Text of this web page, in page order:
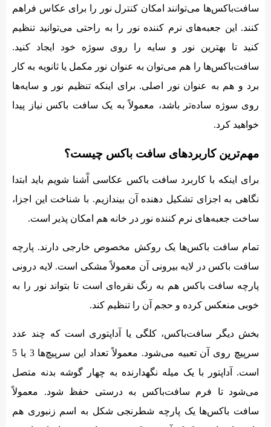
سافت‌باکس‌ها می‌توانند امکان کنترل نور را برای عکاس فراهم
کنند. این جعبه‌های نرم کننده نور را به راحتی می‌توانید تنظیم
کنید تا بهترین نور و سایه را روی سوژه خود ایجاد کنید.
سافت‌باکس‌ها را هم می‌توان به عنوان نور مکمل یا ثانویه به کار
برد و هم به عنوان نور اصلی. برای اینکه تنظیم نور و سایه‌ها
روی سوژه ساده‌تر باشد، معمولاً به یک سافت باکس نیاز پیدا
خواهید کرد.
مهم‌ترین کاربردهای سافت باکس چیست؟
برای اینکه با کاربرد سافت باکس عکاسی آَشنا شویم باید ابتدا
نگاهی به اجزای تشکیل دهنده آن بیندازیم. با شناخت این اجزا،
ساخت جعبه‌های نرم کننده نور در خانه هم امکان پذیر است.
تمام سافت باکس‌ها یک روکش مخصوص خارجی دارند. پارچه
سافت باکس در لایه بیرونی آن معمولاً مشکی است. لایه درونی
پارچه سافت باکس هم به رنگ نقره‌‌ای است تا بتواند نور را به
خوبی منعکس کرده و حجم آن را تنظیم کند.
بخش دیگر سافت‌باکس، کلگی یا آداپتوری است که چند عدد
سرپیچ روی آن تعبیه می‌شود. معمولاً تعداد این سرپیچ‌ها 3 یا 5
است. آداپتور با یک میله نگهدارنده به چهار گوشه بدنه متصل
می‌شود تا فرم سافت‌باکس به درستی حفظ شود. معمولاً
سافت باکس‌ها یک پارچه شطرنجی شکل به اسم زنبوری هم